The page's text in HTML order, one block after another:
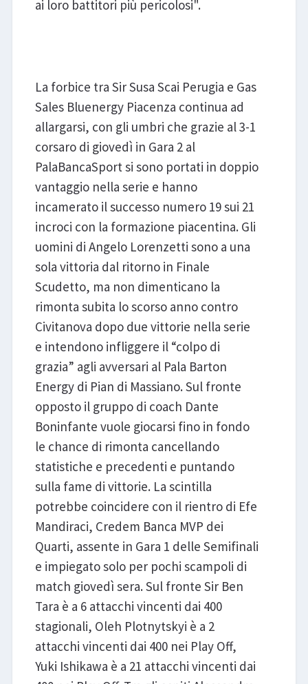
ai loro battitori più pericolosi".
La forbice tra Sir Susa Scai Perugia e Gas
Sales Bluenergy Piacenza continua ad
allargarsi, con gli umbri che grazie al 3-1
corsaro di giovedì in Gara 2 al
PalaBancaSport si sono portati in doppio
vantaggio nella serie e hanno
incamerato il successo numero 19 sui 21
incroci con la formazione piacentina. Gli
uomini di Angelo Lorenzetti sono a una
sola vittoria dal ritorno in Finale
Scudetto, ma non dimenticano la
rimonta subita lo scorso anno contro
Civitanova dopo due vittorie nella serie
e intendono infliggere il “colpo di
grazia” agli avversari al Pala Barton
Energy di Pian di Massiano. Sul fronte
opposto il gruppo di coach Dante
Boninfante vuole giocarsi fino in fondo
le chance di rimonta cancellando
statistiche e precedenti e puntando
sulla fame di vittorie. La scintilla
potrebbe coincidere con il rientro di Efe
Mandiraci, Credem Banca MVP dei
Quarti, assente in Gara 1 delle Semifinali
e impiegato solo per pochi scampoli di
match giovedì sera. Sul fronte Sir Ben
Tara è a 6 attacchi vincenti dai 400
stagionali, Oleh Plotnytskyi è a 2
attacchi vincenti dai 400 nei Play Off,
Yuki Ishikawa è a 21 attacchi vincenti dai